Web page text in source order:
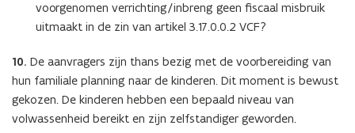
voorgenomen verrichting/inbreng geen fiscaal misbruik
uitmaakt in de zin van artikel 3.17.0.0.2 VCF?
10. De aanvragers zijn thans bezig met de voorbereiding van
hun familiale planning naar de kinderen. Dit moment is bewust
gekozen. De kinderen hebben een bepaald niveau van
volwassenheid bereikt en zijn zelfstandiger geworden.